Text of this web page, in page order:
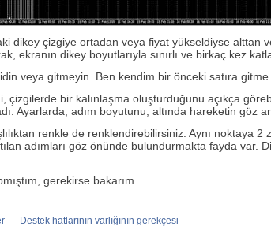
dikey çizgiye ortadan veya fiyat yükseldiyse
ekranın dikey boyutlarıyla sınırlı ve birkaç kez
veya gitmeyin. Ben kendim bir önceki satıra
çizgilerde bir kalınlaşma oluşturduğunu açıkça
Ayarlarda, adım boyutunu, altında hareketin göz
renkle de renklendirebilirsiniz. Aynı
adımları göz önünde bulundurmakta fayda
gerekirse bakarım.
Destek hatlarının varlığının gerekçesi